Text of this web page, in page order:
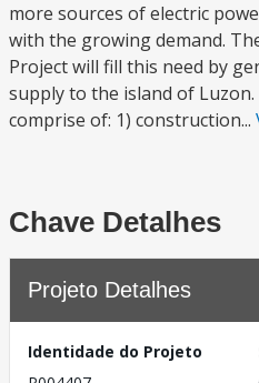
more sources of electric
with the growing demand.
Project will fill this need by
supply to the island of
comprise of: 1) construction...
Chave Detalhes
Projeto Detalhes
Identidade do Projeto